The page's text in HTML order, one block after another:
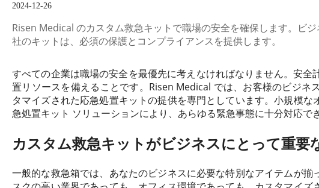
2024-12-26
Risen Medical のカスタム救急キットで職場の安全を確保します。ビ
社のキットは、必須の保護とコンプライアンスを提供します。
すべての企業は職場の安全を最優先に考えなければなりません。安
置リソースを備えることです。Risen Medical では、お客様のビジネ
タマイズされた応急処置キットの提供を専門としています。小規模
急処置キット ソリューションにより、あらゆる緊急事態に十分対応でき
カスタム救急キットがビジネスにとって重要
一般的な救急箱では、あなたのビジネスに必要な特別なアイテムが揃